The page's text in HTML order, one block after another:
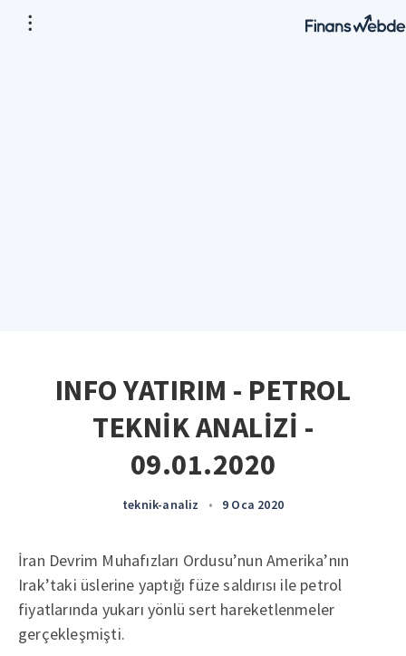
INFO YATIRIM - PETROL
TEKNİK ANALİZİ -
09.01.2020
teknik-analiz • 9 Oca 2020
İran Devrim Muhafızları Ordusu’nun Amerika’nın
Irak’taki üslerine yaptığı füze saldırısı ile petrol
fiyatlarında yukarı yönlü sert hareketlenmeler
gerçekleşmişti.